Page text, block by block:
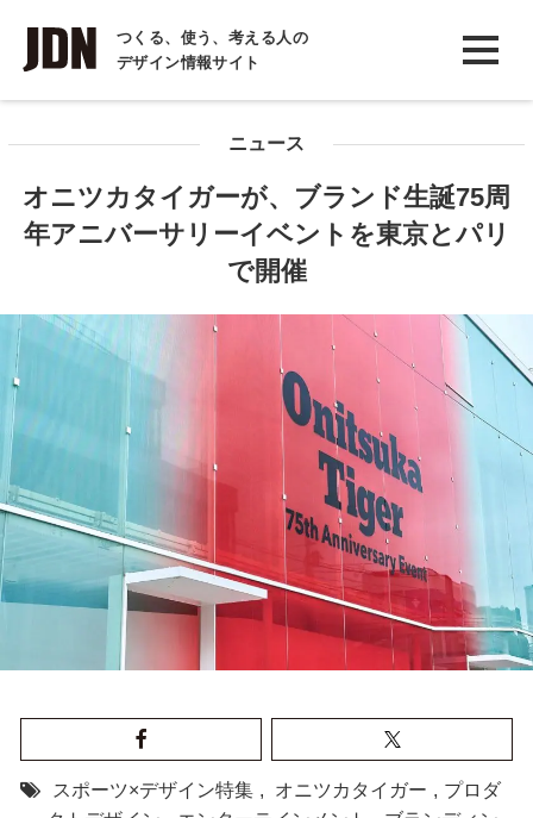
つくる、使う、考える人の
デザイン情報サイト
INTERVIEW
インタビュー
COLUMN
ニュース
オニツカタイガーが、ブランド生誕75周
年アニバーサリーイベントを東京とパリ
で開催
スポーツ×デザイン特集 , オニツカタイガー , プロダ